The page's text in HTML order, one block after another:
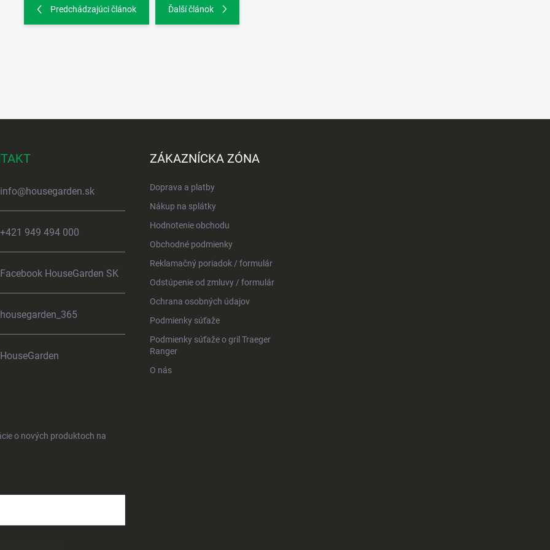
Predchádzajúci článok Ďalší článok
info@housegarden.sk
+421 949 494 000
Facebook HouseGarden SK
housegarden_365
HouseGarden
ZÁKAZNÍCKA ZÓNA
Doprava a platby
Nákup na splátky
Hodnotenie obchodu
Obchodné podmienky
Reklamačný poriadok / formulár
Odstúpenie od zmluvy / formulár
Ochrana osobných údajov
Podmienky súťaže
Podmienky súťaže o gril Traeger
Ranger
O nás
o nových produktoch na